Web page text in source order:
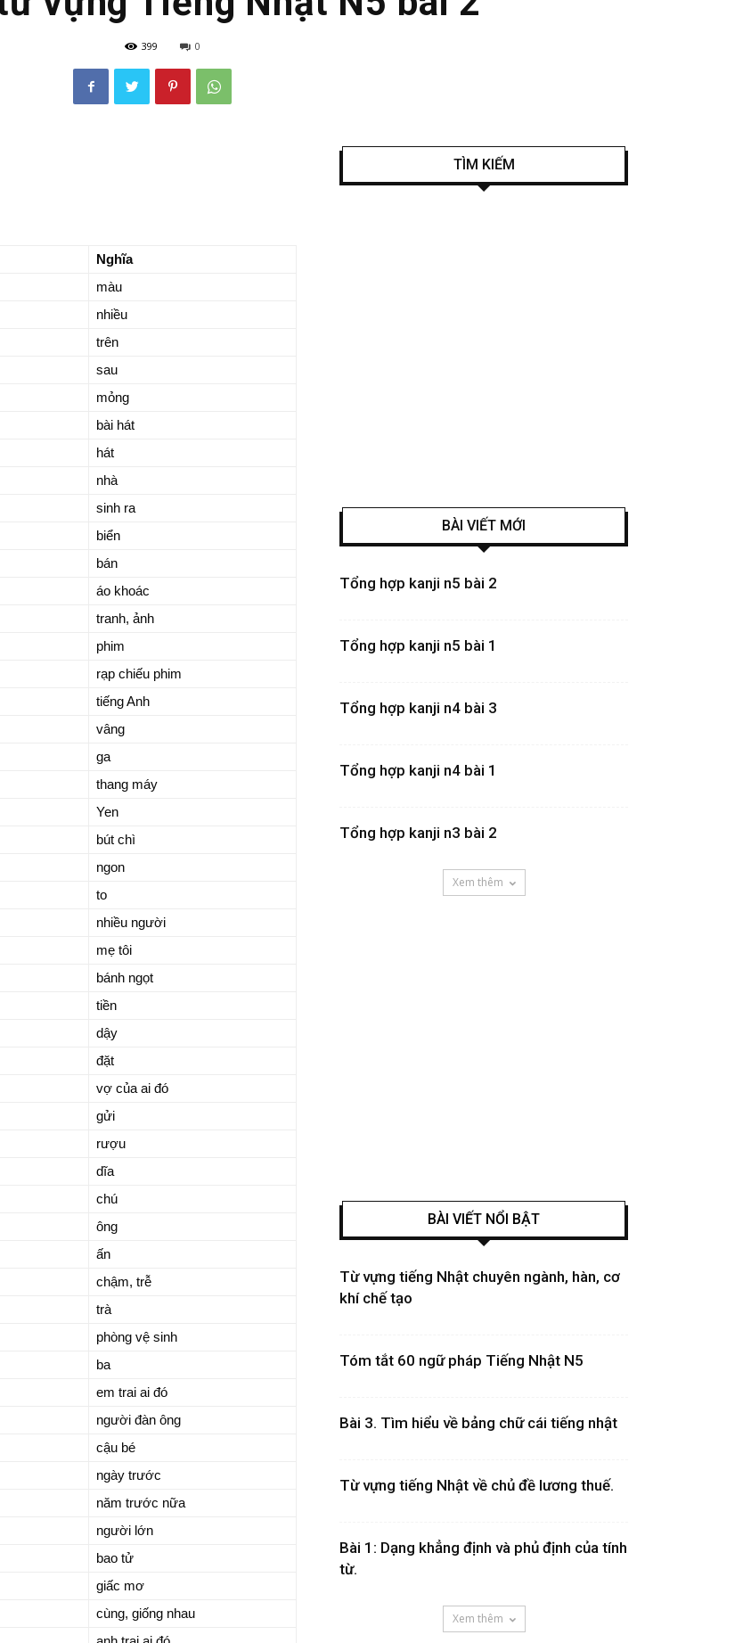
399 0
Nghĩa
màu
nhiều
trên
sau
mỏng
bài hát
hát
nhà
sinh ra
biển
bán
áo khoác
tranh, ảnh
phim
rạp chiếu phim
tiếng Anh
vâng
ga
thang máy
Yen
bút chì
ngon
to
nhiều người
mẹ tôi
bánh ngọt
tiền
dậy
đặt
vợ của ai đó
gửi
rượu
dĩa
chú
ông
ấn
chậm, trễ
trà
phòng vệ sinh
ba
em trai ai đó
người đàn ông
cậu bé
ngày trước
năm trước nữa
người lớn
bao tử
giấc mơ
cùng, giống nhau
TÌM KIẾM
BÀI VIẾT MỚI
Tổng hợp kanji n5 bài 2
Tổng hợp kanji n5 bài 1
Tổng hợp kanji n4 bài 3
Tổng hợp kanji n4 bài 1
Tổng hợp kanji n3 bài 2
Xem thêm
BÀI VIẾT NỔI BẬT
Từ vựng tiếng Nhật chuyên ngành, hàn, cơ
khí chế tạo
Tóm tắt 60 ngữ pháp Tiếng Nhật N5
Bài 3. Tìm hiểu về bảng chữ cái tiếng nhật
Từ vựng tiếng Nhật về chủ đề lương thuế.
Bài 1: Dạng khẳng định và phủ định của tính
từ.
Xem thêm